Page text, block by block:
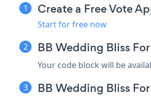
Create a Free Vote
Start for free now
BB Wedding Bliss
Your code block will be
BB Wedding Bliss